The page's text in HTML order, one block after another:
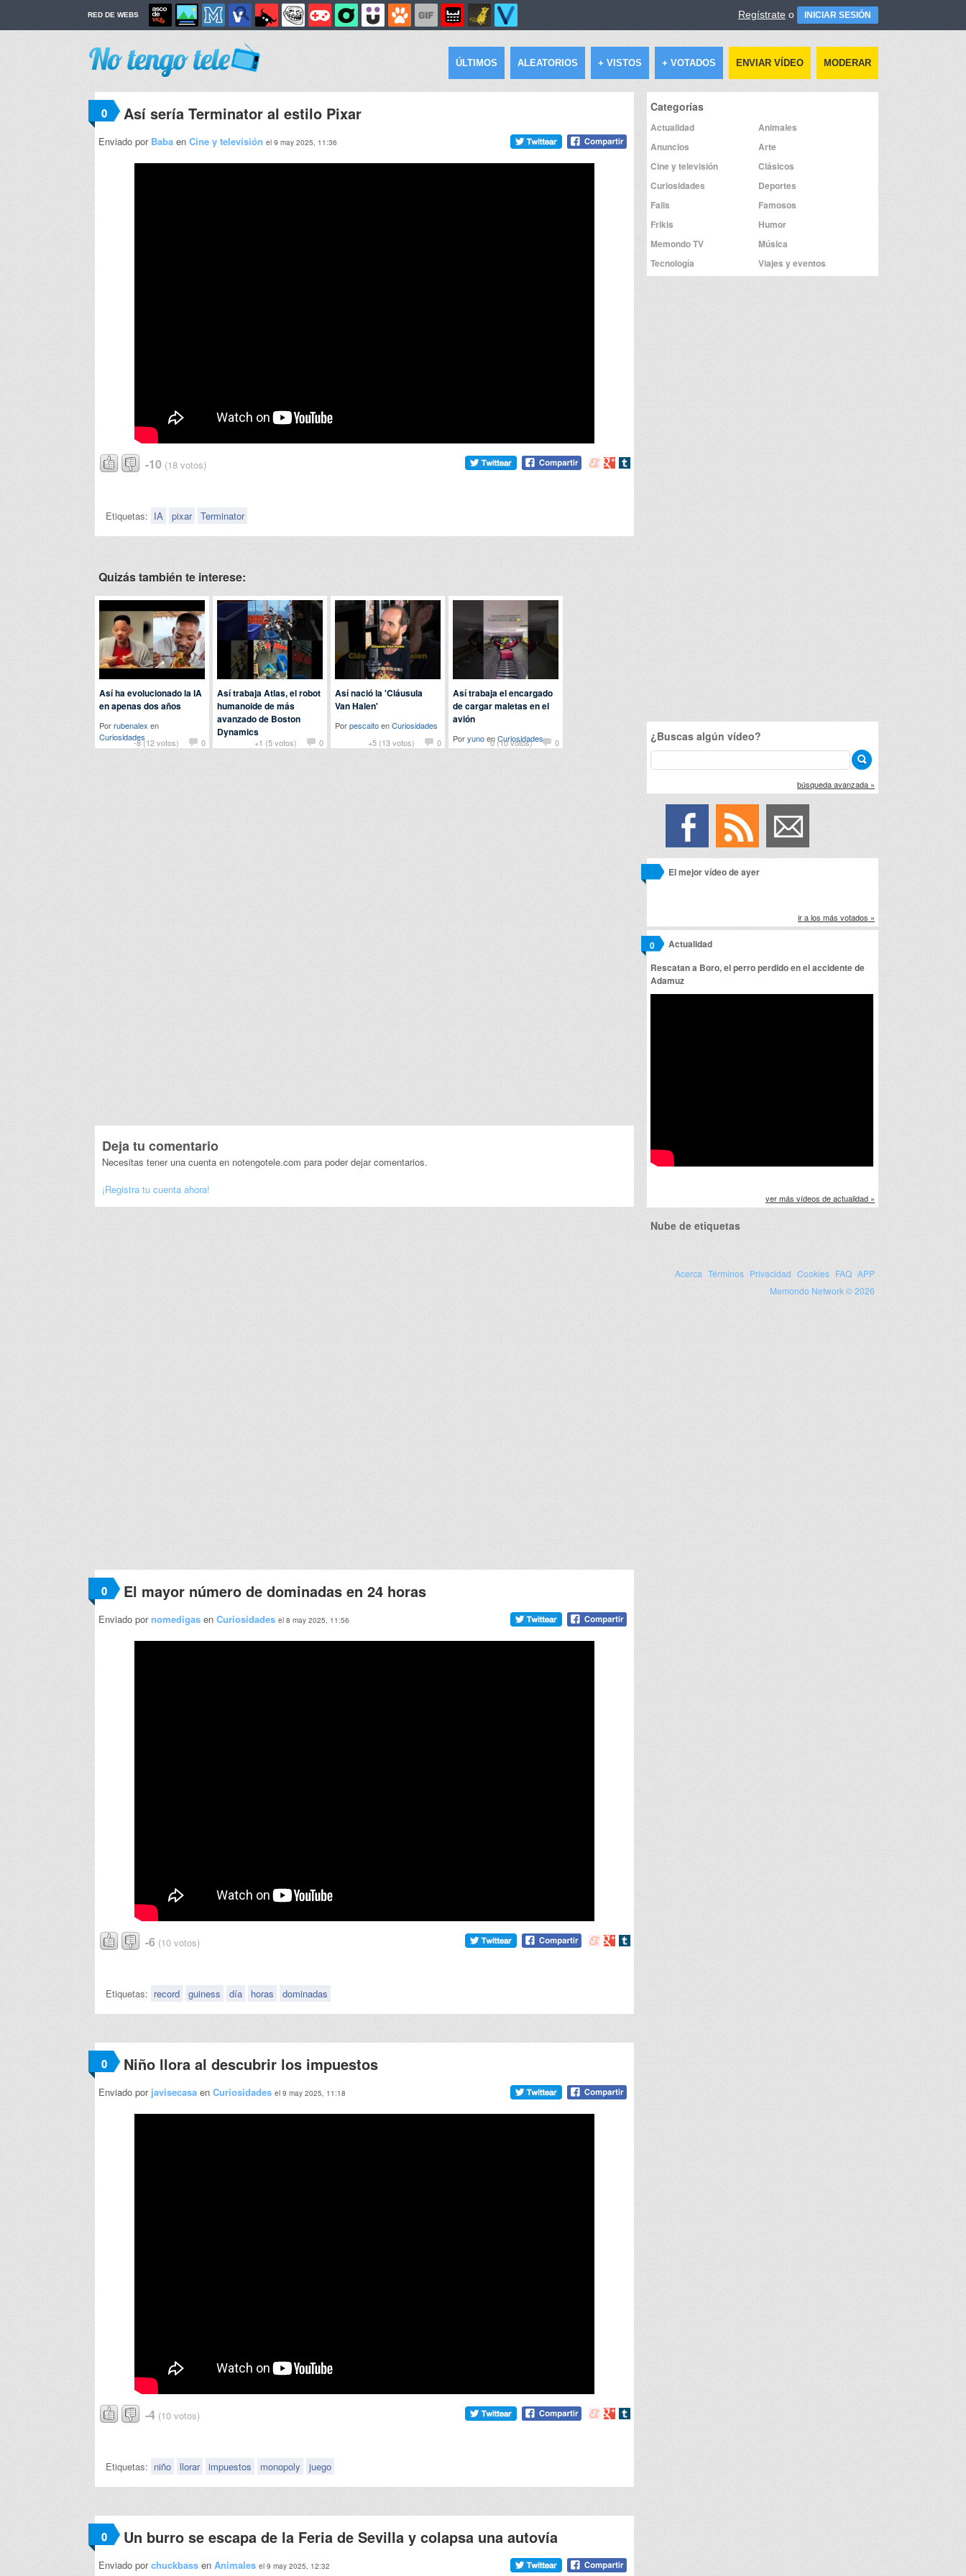
RED DE WEBS Regístrate o INICIAR SESIÓN
ÚLTIMOS ALEATORIOS + VISTOS + VOTADOS ENVIAR VÍDEO MODERAR
0 Así sería Terminator al estilo Pixar
Enviado por Baba en Cine y televisión el 9 may 2025, 11:36
-10 (18 votos)
Compartir
Compartir
Compartir
Etiquetas: IA pixar Terminator
Quizás también te interese:
-8 (12 votos) 0
Así ha evolucionado la IA
en apenas dos años
Porrubenalex en
Curiosidades
+1 (5 votos) 0
Así trabaja Atlas, el robot
humanoide de más
avanzado de Boston
Dynamics
PornomedigasenTecnología
+5 (13 votos) 0
Así nació la 'Cláusula
Van Halen'
PorpescaitoenCuriosidades
0 (10 votos)
0
Así trabaja el encargado
de cargar maletas en el
avión
PoryunoenCuriosidades
Deja tu comentario
Necesitas tener una cuenta en notengotele.com para poder dejar comentarios.
¡Registra tu cuenta ahora!
0 El mayor número de dominadas en 24 horas
Enviado pornomedigas en Curiosidades el 8 may 2025, 11:56
-6 (10 votos)
Compartir
Compartir
Compartir
Etiquetas: record guiness día horas dominadas
0 Niño llora al descubrir los impuestos
Enviado por javisecasa en Curiosidades el 9 may 2025, 11:18
-4 (10 votos)
Compartir
Compartir
Compartir
Etiquetas: niño llorar impuestos monopoly juego
0 Un burro se escapa de la Feria de Sevilla y colapsa una autovía
Enviado porchuckbass en Animales el 9 may 2025, 12:32
Categorías
Actualidad
Animales
Anuncios
Arte
Cine y televisión
Clásicos
Curiosidades
Deportes
Fails
Famosos
Frikis
Humor
Memondo TV
Música
Tecnología
Viajes y eventos
¿Buscas algún vídeo?
búsqueda avanzada »
El mejor vídeo de ayer
ir a los más votados »
Actualidad
0
Rescatan a Boro, el perro perdido en el accidente de
Adamuz
ver más vídeos de actualidad »
Nube de etiquetas
Acerca Términos Privacidad Cookies FAQ APP
Memondo Network © 2026